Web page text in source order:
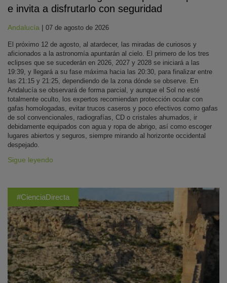
e invita a disfrutarlo con seguridad
Andalucía | 07 de agosto de 2026
El próximo 12 de agosto, al atardecer, las miradas de curiosos y
aficionados a la astronomía apuntarán al cielo. El primero de los tres
eclipses que se sucederán en 2026, 2027 y 2028 se iniciará a las
19:39, y llegará a su fase máxima hacia las 20:30, para finalizar entre
las 21:15 y 21:25, dependiendo de la zona dónde se observe. En
Andalucía se observará de forma parcial, y aunque el Sol no esté
totalmente oculto, los expertos recomiendan protección ocular con
gafas homologadas, evitar trucos caseros y poco efectivos como gafas
de sol convencionales, radiografías, CD o cristales ahumados, ir
debidamente equipados con agua y ropa de abrigo, así como escoger
lugares abiertos y seguros, siempre mirando al horizonte occidental
despejado.
Sigue leyendo
#CienciaDirecta